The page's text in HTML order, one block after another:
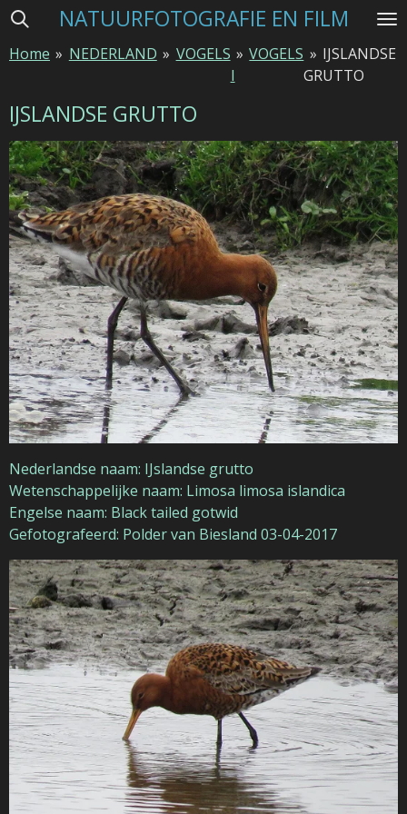
Ga
naar
hoofdinhoud
NATUURFOTOGRAFIE EN FILM
Home » NEDERLAND » VOGELS » VOGELS
I
» IJSLANDSE
GRUTTO
IJSLANDSE GRUTTO
Nederlandse naam: IJslandse grutto
Wetenschappelijke naam: Limosa limosa islandica
Engelse naam: Black tailed gotwid
Gefotografeerd: Polder van Biesland 03-04-2017